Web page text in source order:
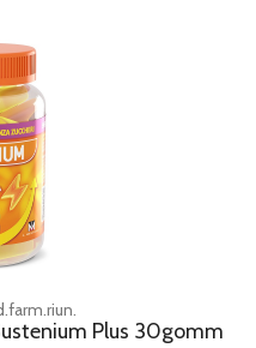
Plus 30gomm